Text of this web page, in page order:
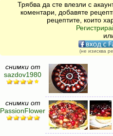
Трябва да сте влезли с
коментари, добавяте
рецептите, които
(не изисква
снимки от
sazdov1980
снимки от
PassionFlower